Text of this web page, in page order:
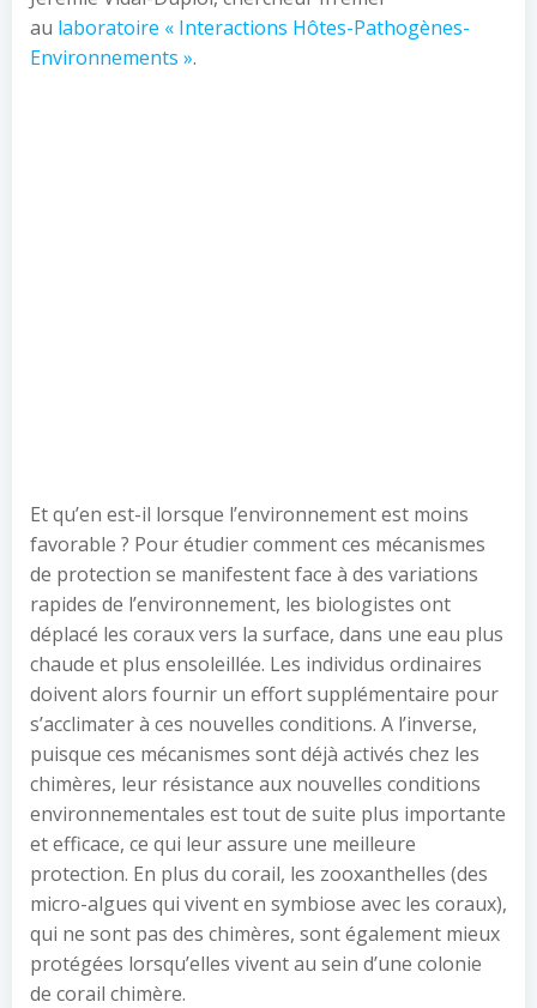
au laboratoire « Interactions Hôtes-Pathogènes-
Environnements ».
Et qu’en est-il lorsque l’environnement est moins
favorable ? Pour étudier comment ces mécanismes
de protection se manifestent face à des variations
rapides de l’environnement, les biologistes ont
déplacé les coraux vers la surface, dans une eau plus
chaude et plus ensoleillée. Les individus ordinaires
doivent alors fournir un effort supplémentaire pour
s’acclimater à ces nouvelles conditions. A l’inverse,
puisque ces mécanismes sont déjà activés chez les
chimères, leur résistance aux nouvelles conditions
environnementales est tout de suite plus importante
et efficace, ce qui leur assure une meilleure
protection. En plus du corail, les zooxanthelles (des
micro-algues qui vivent en symbiose avec les coraux),
qui ne sont pas des chimères, sont également mieux
protégées lorsqu’elles vivent au sein d’une colonie
de corail chimère.